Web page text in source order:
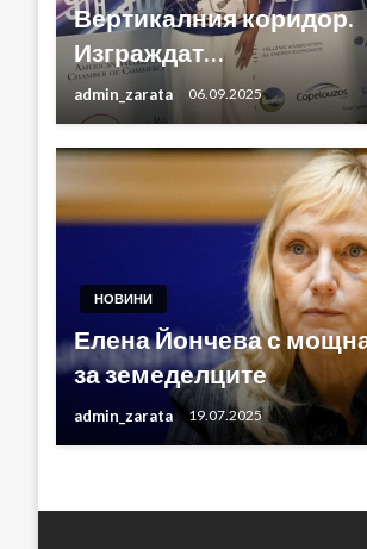
Вертикалния коридор.
Изграждат…
admin_zarata 06.09.2025
НОВИНИ
Елена Йончева с
за земеделците
admin_zarata 19.07.2025